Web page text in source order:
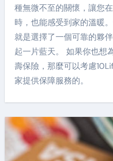
種無微不至的關懷，讓您
時，也能感受到家的溫暖
就是選擇了一個可靠的夥
起一片藍天。 如果你也想
壽保險，那麼可以考慮
家提供保障服務的。